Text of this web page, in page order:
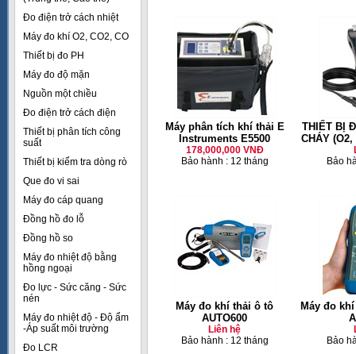
Đo điện trở cách nhiệt
Máy đo khí O2, CO2, CO
Thiết bị đo PH
Máy đo độ mặn
Nguồn một chiều
Đo điện trở cách điện
Thiết bị phân tích công
suất
Thiết bị kiểm tra dòng rò
Que đo vi sai
Máy đo cáp quang
Đồng hồ đo lỗ
Đồng hồ so
Máy đo nhiệt độ bằng
hồng ngoại
Đo lực - Sức căng - Sức
nén
Máy đo nhiệt độ - Độ ẩm
-Áp suất môi trường
Đo LCR
Máy phân tích khí thải E
Instruments E5500
178,000,000 VNĐ
Bảo hành : 12 tháng
THIẾT BỊ
CHÁY (O2,
Bảo
Máy đo khí thải ô tô
AUTO600
Liên hệ
Bảo hành : 12 tháng
Máy đo
Bảo